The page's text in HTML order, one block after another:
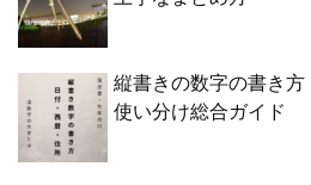
縦書きの数字の書き
使い分け総合ガイド